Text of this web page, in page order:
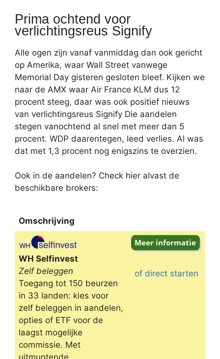
Prima ochtend voor
verlichtingsreus Signify
Alle ogen zijn vanaf vanmiddag dan ook gericht
op Amerika, waar Wall Street vanwege
Memorial Day gisteren gesloten bleef. Kijken we
naar de AMX waar Air France KLM dus 12
procent steeg, daar was ook positief nieuws
van verlichtingsreus Signify Die aandelen
stegen vanochtend al snel met meer dan 5
procent. WDP daarentegen, leed verlies. Al was
dat met 1,3 procent nog enigszins te overzien.
Ook in de aandelen? Check hier alvast de
beschikbare brokers:
Omschrijving
Omschrijving
WH Selfinvest
Zelf beleggen
Toegang tot 150 beurzen
in 33 landen: kies voor
zelf beleggen in aandelen,
opties of ETF voor de
laagst mogelijke
commissie. Met
of direct starten